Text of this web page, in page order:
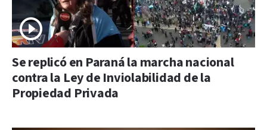
Se replicó en Paraná la marcha nacional
contra la Ley de Inviolabilidad de la
Propiedad Privada